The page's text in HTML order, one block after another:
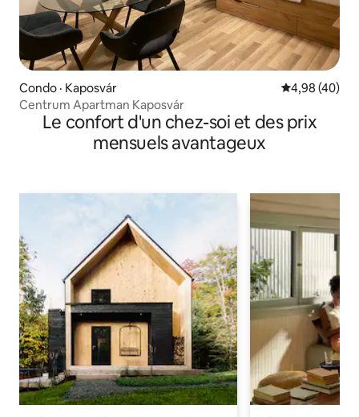
Condo · Kaposvár Note
4,98 (40)
Centrum Apartman Kaposvár
Le confort d'un chez-soi et des prix
mensuels avantageux